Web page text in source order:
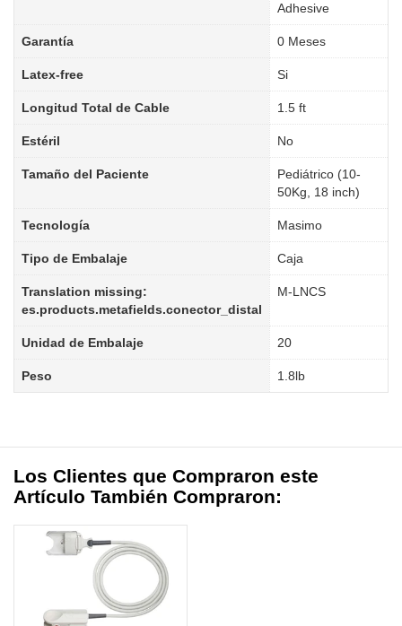
Adhesive
Garantía 0 Meses
Latex-free Si
Longitud Total de Cable 1.5 ft
Estéril No
Tamaño del Paciente
Pediátrico (10-
50Kg, 18 inch)
Tecnología Masimo
Tipo de Embalaje Caja
Translation missing:
es.products.metafields.conector_distal
M-LNCS
Unidad de Embalaje 20
Peso 1.8lb
Los Clientes que Compraron este
Artículo También Compraron: